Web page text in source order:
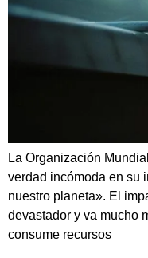
La Organización
verdad incómoda en su
nuestro planeta». El
devastador y va mucho
consume recursos